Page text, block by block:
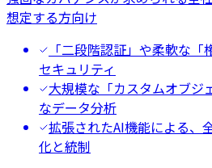
想定する方向け
「二段階認証」や柔軟な
セキュリティ
大規模な「カスタムオブジ
なデータ分析
拡張されたAI機能による、
化と統制